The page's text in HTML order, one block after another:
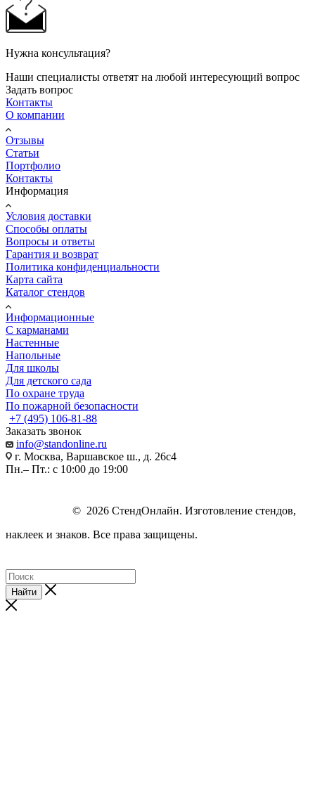
Нужна консультация?
Наши специалисты ответят на любой интересующий вопрос
Задать вопрос
Контакты
О компании
Отзывы
Статьи
Портфолио
Контакты
Информация
Условия доставки
Способы оплаты
Вопросы и ответы
Гарантия и возврат
Политика конфиденциальности
Карта сайта
Каталог стендов
Информационные
С карманами
Настенные
Напольные
Для школы
Для детского сада
По охране труда
По пожарной безопасности
+7 (495) 106-81-88
Заказать звонок
info@standonline.ru
г. Москва, Варшавское ш., д. 26с4
Пн.– Пт.: с 10:00 до 19:00
© 2026 СтендОнлайн. Изготовление стендов,
наклеек и знаков. Все права защищены.
Найти